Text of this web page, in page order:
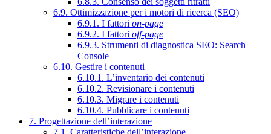
6.9. Ottimizzazione per i motori di ricerca (SEO)
6.9.1. I fattori on-page
6.9.2. I fattori off-page
6.9.3. Strumenti di diagnostica SEO: Search
Console
6.10. Gestire i contenuti
6.10.1. L’inventario dei contenuti
6.10.2. Revisionare i contenuti
6.10.3. Migrare i contenuti
6.10.4. Pubblicare i contenuti
7. Progettazione dell’interazione
7.1. Caratteristiche dell’interazione